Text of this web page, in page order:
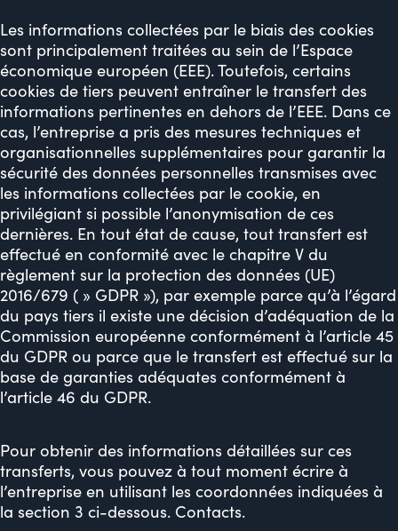
Les informations collectées par le biais des cookies
sont principalement traitées au sein de l’Espace
économique européen (EEE). Toutefois, certains
cookies de tiers peuvent entraîner le transfert des
informations pertinentes en dehors de l’EEE. Dans ce
cas, l’entreprise a pris des mesures techniques et
organisationnelles supplémentaires pour garantir la
sécurité des données personnelles transmises avec
les informations collectées par le cookie, en
privilégiant si possible l’anonymisation de ces
dernières. En tout état de cause, tout transfert est
effectué en conformité avec le chapitre V du
règlement sur la protection des données (UE)
2016/679 ( » GDPR »), par exemple parce qu’à l’égard
du pays tiers il existe une décision d’adéquation de la
Commission européenne conformément à l’article 45
du GDPR ou parce que le transfert est effectué sur la
base de garanties adéquates conformément à
l’article 46 du GDPR.
Pour obtenir des informations détaillées sur ces
transferts, vous pouvez à tout moment écrire à
l’entreprise en utilisant les coordonnées indiquées à
la section 3 ci-dessous. Contacts.